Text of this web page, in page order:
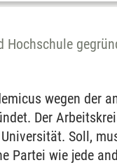
wegen der
Der
Soll,
Partei wie jede